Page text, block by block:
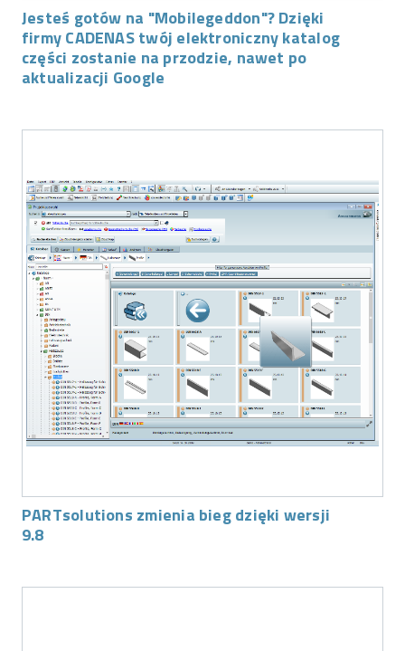
Jesteś gotów na "Mobilegeddon"? Dzięki
firmy CADENAS twój elektroniczny katalog
części zostanie na przodzie, nawet po
aktualizacji Google
PARTsolutions zmienia bieg dzięki wersji
9.8